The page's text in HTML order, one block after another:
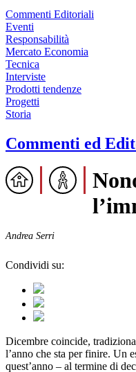
Commenti Editoriali
Eventi
Responsabilità
Mercato Economia
Tecnica
Interviste
Prodotti tendenze
Progetti
Storia
Commenti ed
Andrea Serri
Condividi su:
Dicembre coincide,
l’anno che sta per finire. Un
quest’anno – al termine di